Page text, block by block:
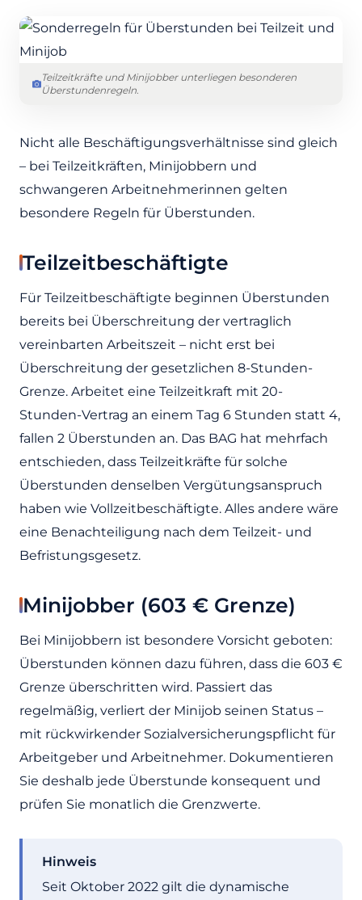
Teilzeitkräfte und Minijobber unterliegen besonderen
Überstundenregeln.
Nicht alle Beschäftigungsverhältnisse sind gleich
– bei Teilzeitkräften, Minijobbern und
schwangeren Arbeitnehmerinnen gelten
besondere Regeln für Überstunden.
Teilzeitbeschäftigte
Für Teilzeitbeschäftigte beginnen Überstunden
bereits bei Überschreitung der vertraglich
vereinbarten Arbeitszeit – nicht erst bei
Überschreitung der gesetzlichen 8-Stunden-
Grenze. Arbeitet eine Teilzeitkraft mit 20-
Stunden-Vertrag an einem Tag 6 Stunden statt 4,
fallen 2 Überstunden an. Das BAG hat mehrfach
entschieden, dass Teilzeitkräfte für solche
Überstunden denselben Vergütungsanspruch
haben wie Vollzeitbeschäftigte. Alles andere wäre
eine Benachteiligung nach dem Teilzeit- und
Befristungsgesetz.
Minijobber (603 € Grenze)
Bei Minijobbern ist besondere Vorsicht geboten:
Überstunden können dazu führen, dass die 603 €
Grenze überschritten wird. Passiert das
regelmäßig, verliert der Minijob seinen Status –
mit rückwirkender Sozialversicherungspflicht für
Arbeitgeber und Arbeitnehmer. Dokumentieren
Sie deshalb jede Überstunde konsequent und
prüfen Sie monatlich die Grenzwerte.
Hinweis
Seit Oktober 2022 gilt die dynamische